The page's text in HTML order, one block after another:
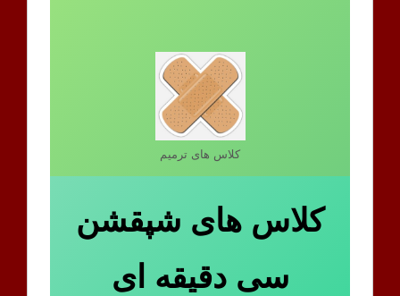
کلاس های ترمیم
کلاس های شپقشن
سی دقیقه ای